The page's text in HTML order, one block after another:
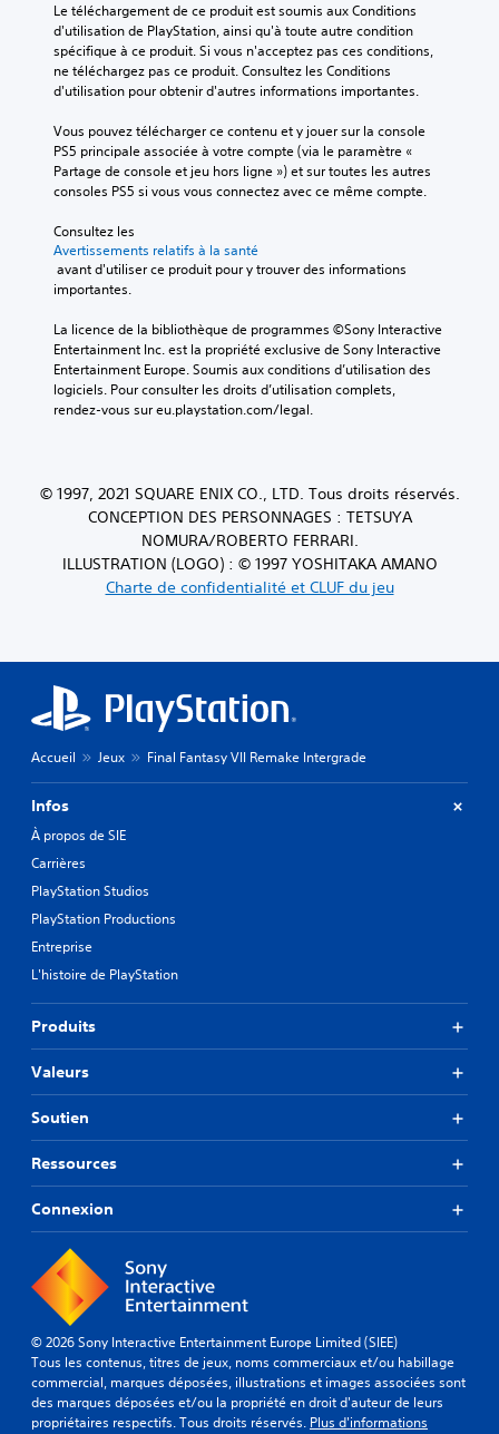
Le téléchargement de ce produit est soumis aux Conditions
d'utilisation de PlayStation, ainsi qu'à toute autre condition
spécifique à ce produit. Si vous n'acceptez pas ces conditions,
ne téléchargez pas ce produit. Consultez les Conditions
d'utilisation pour obtenir d'autres informations importantes.
Vous pouvez télécharger ce contenu et y jouer sur la console
PS5 principale associée à votre compte (via le paramètre «
Partage de console et jeu hors ligne ») et sur toutes les autres
consoles PS5 si vous vous connectez avec ce même compte.
Consultez les
Avertissements relatifs à la santé
importantes.
La licence de la bibliothèque de programmes ©Sony Interactive
Entertainment Inc. est la propriété exclusive de Sony Interactive
Entertainment Europe. Soumis aux conditions d’utilisation des
logiciels. Pour consulter les droits d’utilisation complets,
rendez-vous sur eu.playstation.com/legal.
© 1997, 2021 SQUARE ENIX CO., LTD. Tous droits réservés.
CONCEPTION DES PERSONNAGES : TETSUYA
NOMURA/ROBERTO FERRARI.
ILLUSTRATION (LOGO) : © 1997 YOSHITAKA AMANO
Charte de confidentialité et CLUF du jeu
Accueil Jeux Final Fantasy VII Remake Intergrade
Infos
À propos de SIE
Carrières
PlayStation Studios
PlayStation Productions
Entreprise
L'histoire de PlayStation
Produits
Valeurs
Soutien
Ressources
Connexion
© 2026 Sony Interactive Entertainment Europe Limited (SIEE)
Tous les contenus, titres de jeux, noms commerciaux et/ou habillage
commercial, marques déposées, illustrations et images associées sont
des marques déposées et/ou la propriété en droit d'auteur de leurs
propriétaires respectifs. Tous droits réservés. Plus d'informations